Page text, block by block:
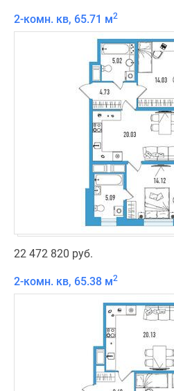
2-комн. кв, 65.71 м2
22 472 820 руб.
2-комн. кв, 65.38 м2